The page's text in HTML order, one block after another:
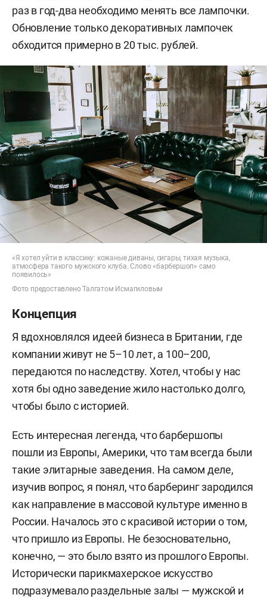
раз в год-два необходимо менять все лампочки.
Обновление только декоративных лампочек
обходится примерно в 20 тыс. рублей.
«Я хотел уйти в классику: кожаные диваны, сигары, тихая музыка,
атмосфера такого мужского клуба. Слово «барбершоп» само
появилось»
Фото предоставлено Талгатом Исмагиловым
Концепция
Я вдохновлялся идеей бизнеса в Британии, где
компании живут не 5–10 лет, а 100–200,
передаются по наследству. Хотел, чтобы у нас
хотя бы одно заведение жило настолько долго,
чтобы было с историей.
Есть интересная легенда, что барбершопы
пошли из Европы, Америки, что там всегда были
такие элитарные заведения. На самом деле,
изучив вопрос, я понял, что барберинг зародился
как направление в массовой культуре именно в
России. Началось это с красивой истории о том,
что пришло из Европы. Не безосновательно,
конечно, — это было взято из прошлого Европы.
Исторически парикмахерское искусство
подразумевало раздельные залы — мужской и